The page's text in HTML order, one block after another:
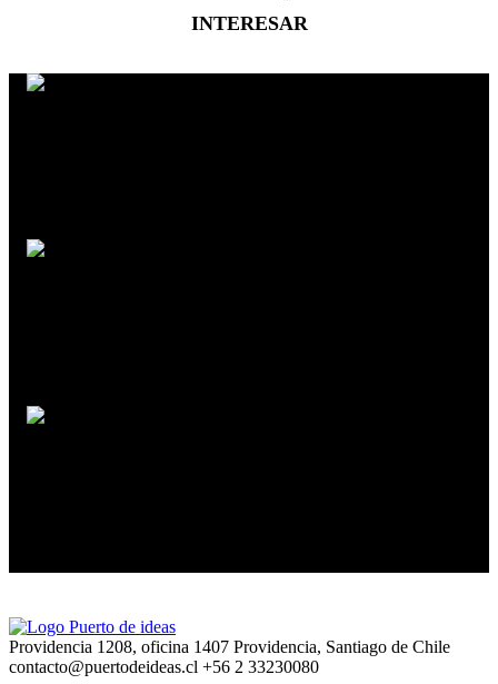
INTERESAR
Providencia 1208, oficina 1407 Providencia, Santiago de Chile
contacto@puertodeideas.cl +56 2 33230080